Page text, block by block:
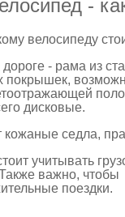
-
велосипеду
дороге - рама из
покрышек,
дисковые.
кожаные седла,
учитывать
важно, чтобы
поездки.